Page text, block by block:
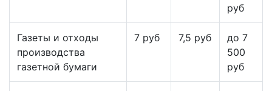
руб
Газеты и отходы
производства
газетной бумаги
7 руб 7,5 руб
до 7
500
руб